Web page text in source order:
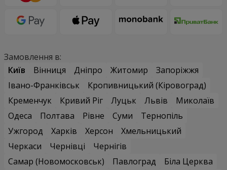
Замовлення в:
Київ
Вінниця Дніпро Житомир
Запоріжжя
Івано-Франківськ
Кропивницький (Кіровоград)
Кременчук
Кривий Ріг Луцьк Львів
Миколаїв
Одеса
Полтава Рівне Суми
Тернопіль
Ужгород
Харків Херсон
Хмельницький
Черкаси
Чернівці
Чернігів
Самар (Новомосковськ)
Павлоград
Біла Церква